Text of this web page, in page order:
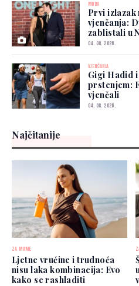
MODA
Prvi
vjenčanja:
zablistali u
04. 08. 2026.
VJENČANJA
Gigi Hadid
prstenjem:
vjenčali
04. 08. 2026.
Najčitanije
ZA MAME
Ljetne vrućine i trudnoća
nisu laka kombinacija: Evo
kako se rashladiti